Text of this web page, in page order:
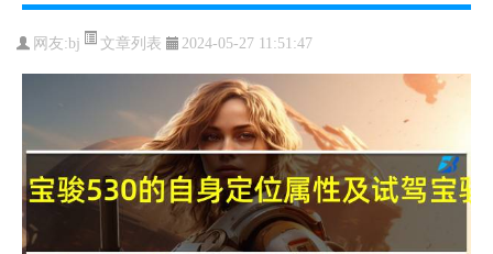
网友:bj 文章列表 2024-05-27 11:51:47